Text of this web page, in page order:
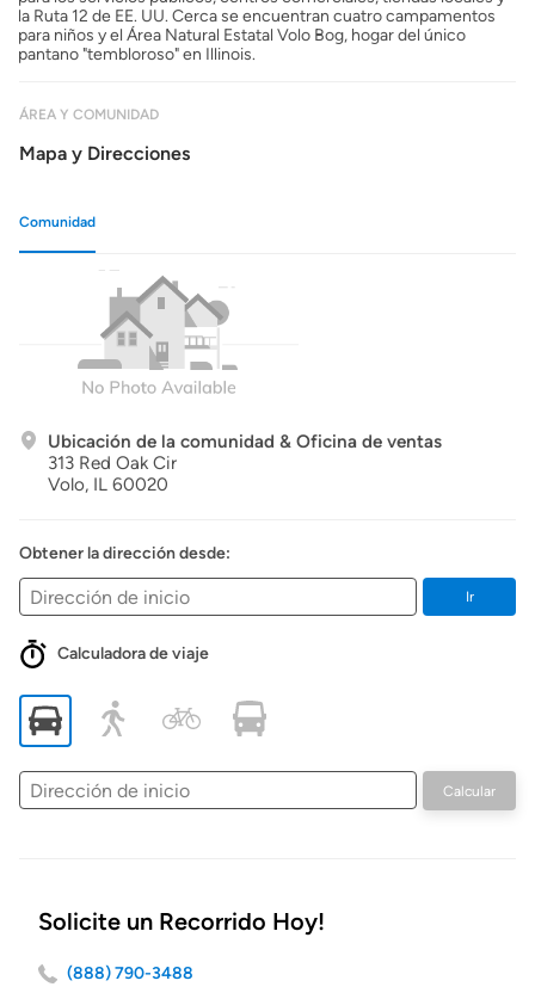
la Ruta 12 de EE. UU. Cerca se encuentran cuatro campamentos
para niños y el Área Natural Estatal Volo Bog, hogar del único
pantano "tembloroso" en Illinois.
ÁREA Y COMUNIDAD
Mapa y Direcciones
Comunidad
Ubicación de la comunidad & Oficina de ventas
313 Red Oak Cir
Volo, IL 60020
Obtener la dirección desde:
Ir
Calculadora de viaje
Dirección
de
Calcular
Solicite un Recorrido Hoy!
(888) 790-3488